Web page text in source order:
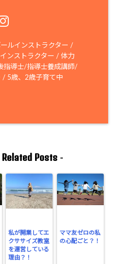
ルインストラクター /
ンストラクター / 体力
指導士/指導士養成講師/
/ 5歳、2歳子育て中
Related Posts-
私が開業してエ
クササイズ教室
を運営している
理由？！
ママ友ゼロの私
の心配ごと？！